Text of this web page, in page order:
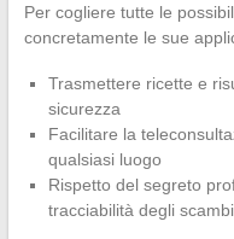
Per cogliere tutte le
concretamente le sue
Trasmettere ricette e
sicurezza
Facilitare la
qualsiasi luogo
Rispetto del segreto
tracciabilità degli